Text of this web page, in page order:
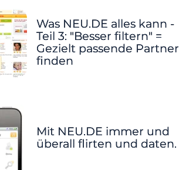
Was NEU.DE alles kann -
Teil 3: "Besser filtern" =
Gezielt passende Partner
finden
Mit NEU.DE immer und
überall flirten und daten.